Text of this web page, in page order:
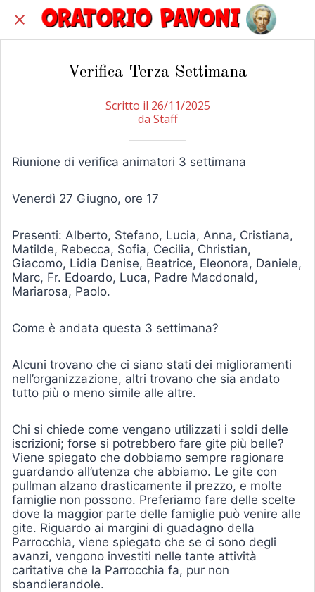
Verifica Terza Settimana
Scritto il 26/11/2025
da Staff
Riunione di verifica animatori 3 settimana
Venerdì 27 Giugno, ore 17
Presenti: Alberto, Stefano, Lucia, Anna, Cristiana,
Matilde, Rebecca, Sofia, Cecilia, Christian,
Giacomo, Lidia Denise, Beatrice, Eleonora, Daniele,
Marc, Fr. Edoardo, Luca, Padre Macdonald,
Mariarosa, Paolo.
Come è andata questa 3 settimana?
Alcuni trovano che ci siano stati dei miglioramenti
nell’organizzazione, altri trovano che sia andato
tutto più o meno simile alle altre.
Chi si chiede come vengano utilizzati i soldi delle
iscrizioni; forse si potrebbero fare gite più belle?
Viene spiegato che dobbiamo sempre ragionare
guardando all’utenza che abbiamo. Le gite con
pullman alzano drasticamente il prezzo, e molte
famiglie non possono. Preferiamo fare delle scelte
dove la maggior parte delle famiglie può venire alle
gite. Riguardo ai margini di guadagno della
Parrocchia, viene spiegato che se ci sono degli
avanzi, vengono investiti nelle tante attività
caritative che la Parrocchia fa, pur non
sbandierandole.